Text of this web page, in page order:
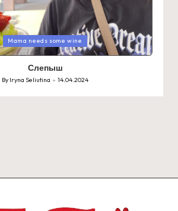
Mama needs some wine
Слепыш
Posted
by
By Iryna Seliutina 14.04.2024